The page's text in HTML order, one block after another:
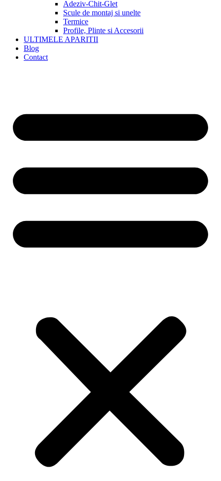
Adeziv-Chit-Glet
Scule de montaj si unelte
Termice
Profile, Plinte si Accesorii
ULTIMELE APARITII
Blog
Contact